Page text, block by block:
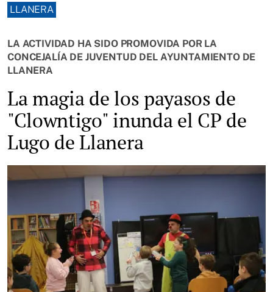
LLANERA
LA ACTIVIDAD HA SIDO PROMOVIDA POR LA
CONCEJALÍA DE JUVENTUD DEL AYUNTAMIENTO DE
LLANERA
La magia de los payasos de
"Clowntigo" inunda el CP de
Lugo de Llanera